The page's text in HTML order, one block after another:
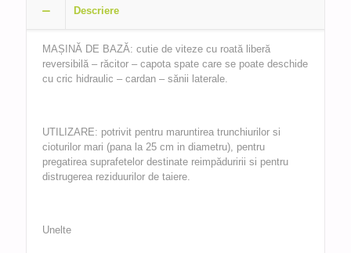
Descriere
MAȘINĂ DE BAZĂ: cutie de viteze cu roată liberă
reversibilă – răcitor – capota spate care se poate deschide
cu cric hidraulic – cardan – sănii laterale.
UTILIZARE: potrivit pentru maruntirea trunchiurilor si
cioturilor mari (pana la 25 cm in diametru), pentru
pregatirea suprafetelor destinate reimpăduririi si pentru
distrugerea reziduurilor de taiere.
Unelte